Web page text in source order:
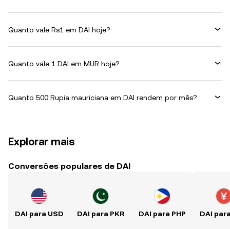
Quanto vale Rs1 em DAI hoje?
Quanto vale 1 DAI em MUR hoje?
Quanto 500 Rupia mauriciana em DAI rendem por mês?
Explorar mais
Conversões populares de DAI
DAI para USD DAI para PKR DAI para PHP DAI